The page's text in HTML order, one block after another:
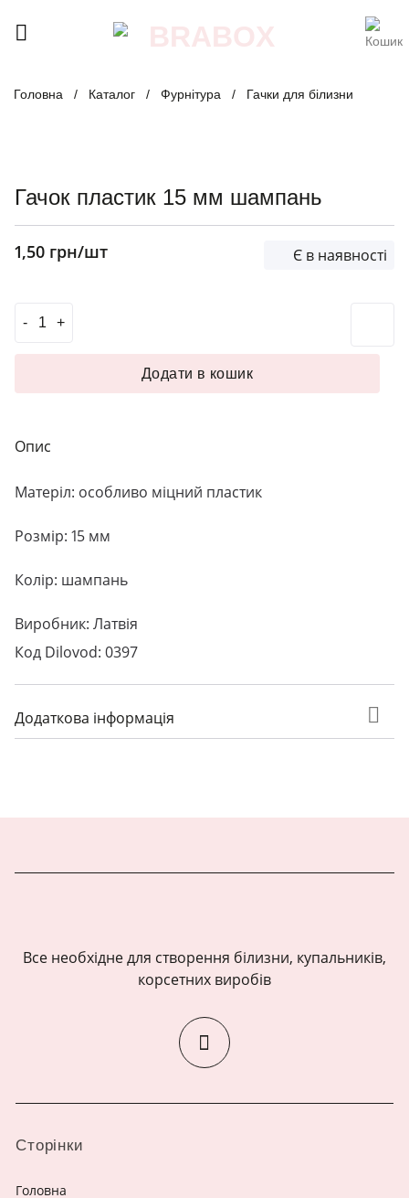
Головна / Каталог / Фурнітура / Гачки для білизни
Гачок пластик 15 мм шампань
1,50 грн/шт Є в наявності
Опис
Матеріл: особливо міцний пластик
Розмір: 15 мм
Колір: шампань
Виробник: Латвія
Код Dilovod: 0397
Додаткова інформація
Гачок пластик 15 мм шампань кількість
Додати в кошик
Все необхідне для створення білизни, купальників,
корсетних виробів
Сторінки
Головна